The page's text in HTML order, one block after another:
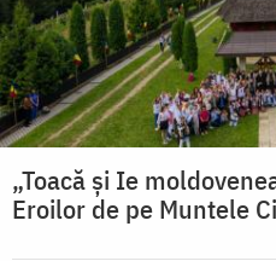
„Toacă și Ie
Eroilor de pe Muntele